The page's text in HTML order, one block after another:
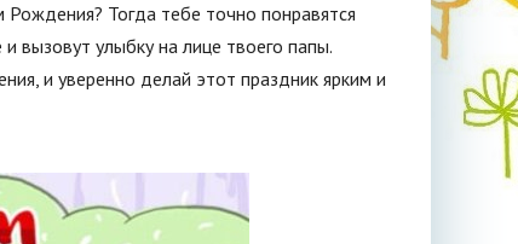
Тогда тебе точно понравятся
вызовут улыбку на лице твоего папы.
и уверенно делай этот праздник ярким и